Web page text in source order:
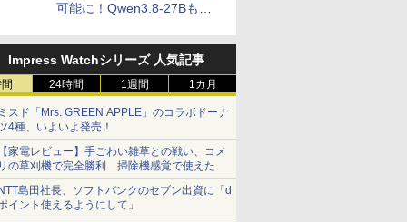
可能に！Qwen3.8-27Bも順
Impress Watchシリーズ 人気記事
24時間 1週間 1カ月
スド「Mrs. GREEN APPLE」のコラボドーナ
4種、いよいよ発売！
家電レビュー】手ごわい雑草との戦い、コメ
の草刈機で完全勝利 掃除機感覚で使えた
島田社長、ソフトバンクのセブン出資に「d
イント使えるようにして」